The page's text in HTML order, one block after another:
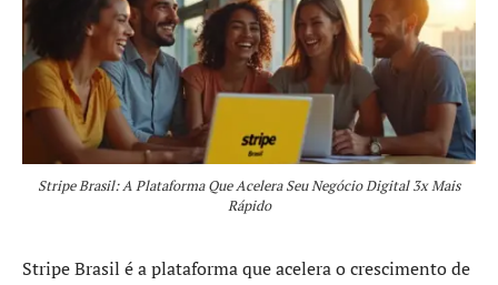
Stripe Brasil: A Plataforma Que Acelera Seu Negócio Digital 3x Mais
Rápido
Stripe Brasil é a plataforma que acelera o crescimento de